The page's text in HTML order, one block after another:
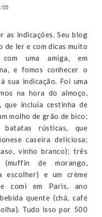
as indicações. Seu blog
ler e com dicas muito
com uma amiga, em
e fomos conhecer o
sua indicação. Foi uma
na hora do almoço,
que incluía cestinha de
molho de grão de bico;
batatas rústicas, que
caseira deliciosa;
vinho branco); três
(muffin de morango,
escolher) e um crème
comi em Paris, ano
quente (chá, café
Tudo isso por 500